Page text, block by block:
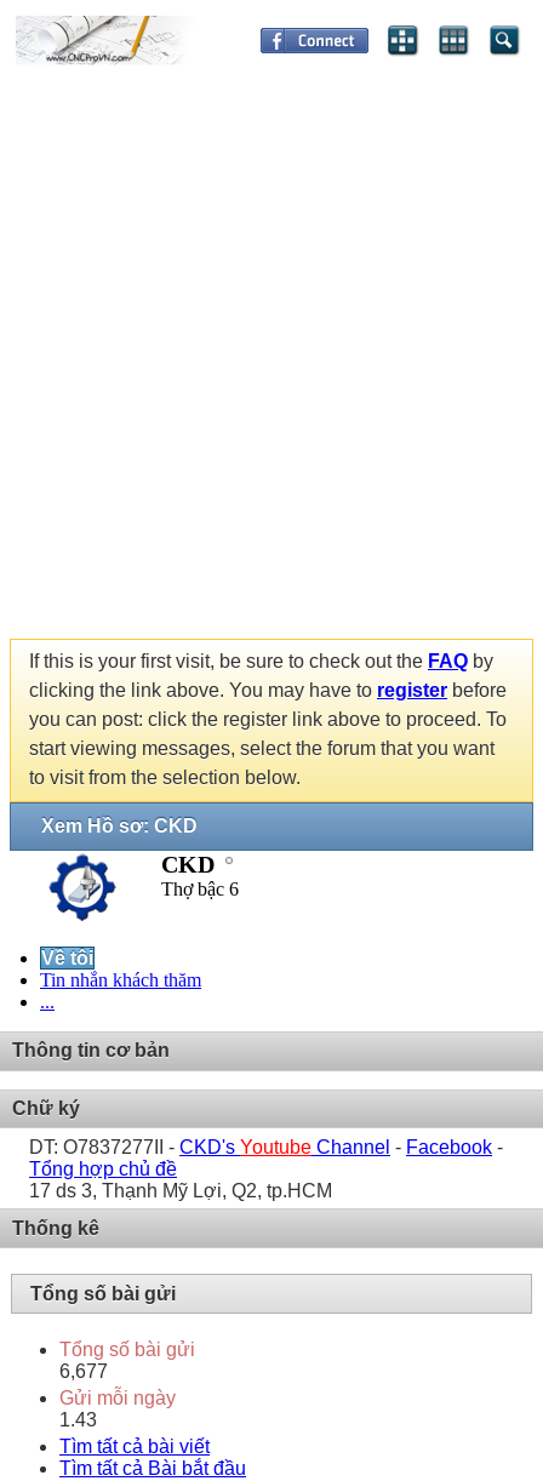
If this is your first visit, be sure to check out the FAQ by
clicking the link above. You may have to register before
you can post: click the register link above to proceed. To
start viewing messages, select the forum that you want
to visit from the selection below.
Xem Hồ sơ: CKD
CKD
Thợ bậc 6
Về tôi
Tin nhắn khách thăm
...
Thông tin cơ bản
Chữ ký
DT: O7837277II - CKD's Youtube Channel - Facebook -
Tổng hợp chủ đề
17 ds 3, Thạnh Mỹ Lợi, Q2, tp.HCM
Thống kê
Tổng số bài gửi
Tổng số bài gửi
6,677
Gửi mỗi ngày
1.43
Tìm tất cả bài viết
Tìm tất cả Bài bắt đầu